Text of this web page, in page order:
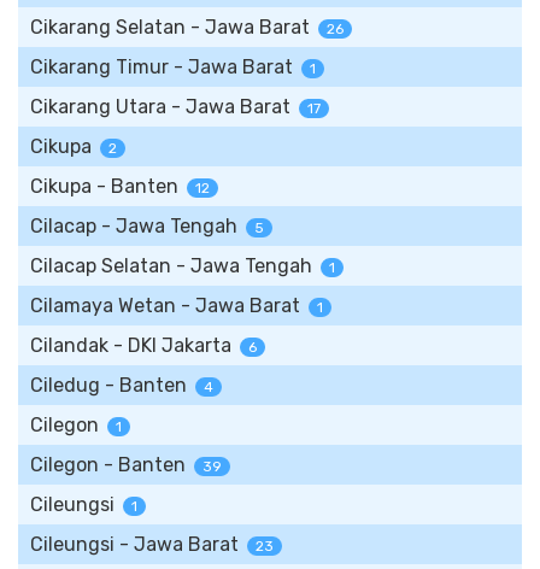
Cikarang Selatan - Jawa Barat 26
Cikarang Timur - Jawa Barat 1
Cikarang Utara - Jawa Barat 17
Cikupa 2
Cikupa - Banten 12
Cilacap - Jawa Tengah 5
Cilacap Selatan - Jawa Tengah 1
Cilamaya Wetan - Jawa Barat 1
Cilandak - DKI Jakarta 6
Ciledug - Banten 4
Cilegon 1
Cilegon - Banten 39
Cileungsi 1
Cileungsi - Jawa Barat 23